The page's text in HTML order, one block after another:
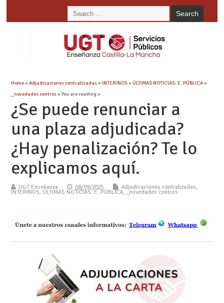
Home»Adjudicaciones centralizadas»INTERINOS»ÚLTIMAS NOTICIAS: E. PÚBLICA»
_novedades centros» You are reading »
¿Se puede renunciar a
una plaza adjudicada?
¿Hay penalización? Te lo
explicamos aquí.
UGT Enseñanza 08/09/2025 Adjudicaciones centralizadas,
INTERINOS, ÚLTIMAS NOTICIAS: E. PÚBLICA, _novedades centros